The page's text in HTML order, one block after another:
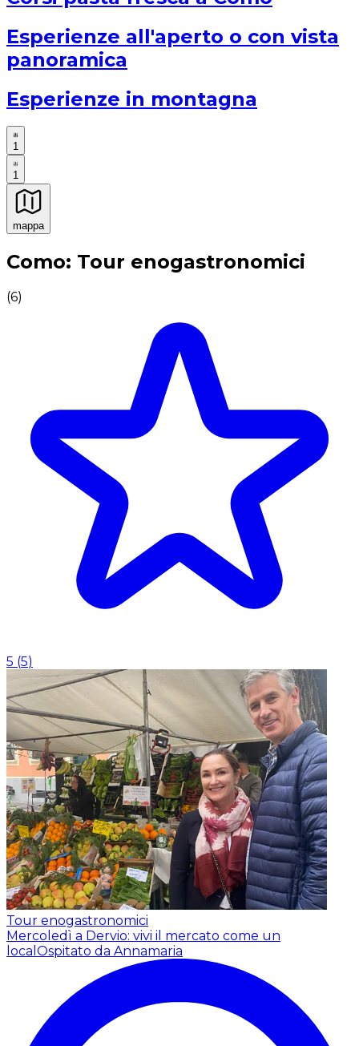
Esperienze all'aperto o con vista
panoramica
Esperienze in montagna
1
1
mappa
Esperienze culinarie indimenticabili: Esperienze
Como: Tour enogastronomici
(6)
5 (5)
Tour enogastronomici
Mercoledì a Dervio: vivi il mercato come un
local Ospitato da Annamaria